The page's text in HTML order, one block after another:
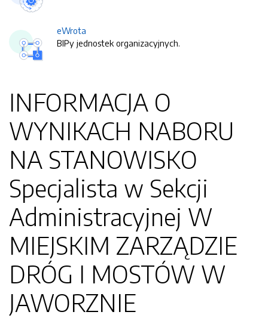
eWrota
BIPy jednostek organizacyjnych.
INFORMACJA O
WYNIKACH NABORU
NA STANOWISKO
Specjalista w Sekcji
Administracyjnej W
MIEJSKIM ZARZĄDZIE
DRÓG I MOSTÓW W
JAWORZNIE